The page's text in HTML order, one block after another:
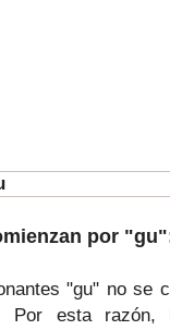
por
"gu" no se
Por esta razón,